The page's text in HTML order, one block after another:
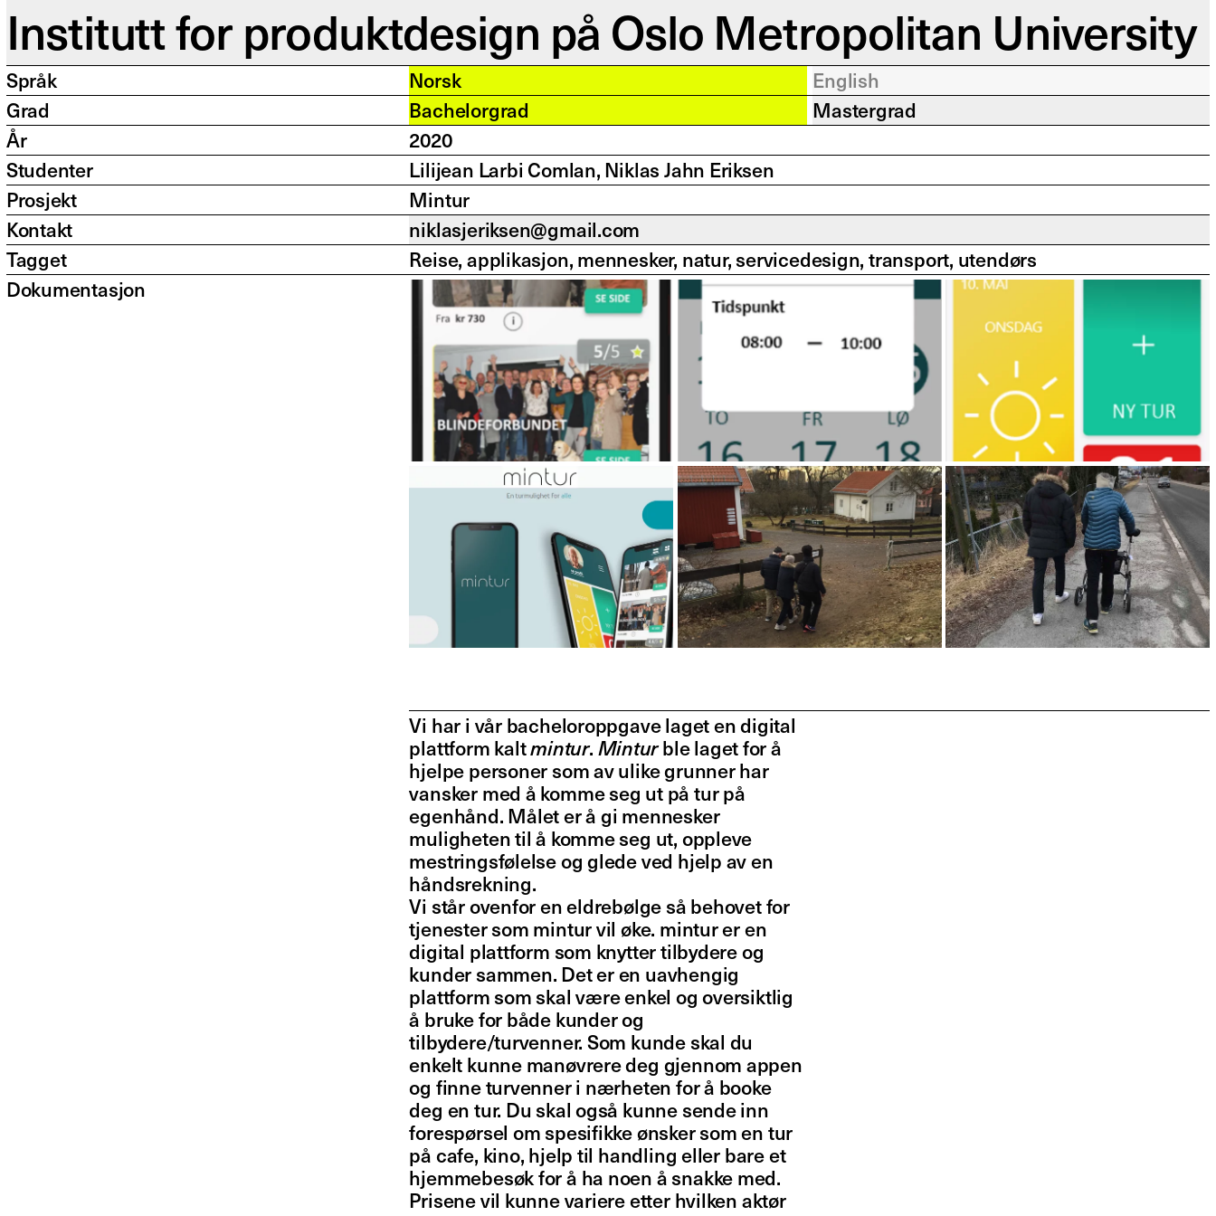
Institutt for produktdesign på Oslo Metropolitan University
Språk Norsk
English
Grad
Bachelorgrad
Mastergrad
År
2020
Studenter
Lilijean Larbi Comlan, Niklas Jahn Eriksen
Prosjekt
Mintur
Kontakt
niklasjeriksen@gmail.com
Tagget
Reise, applikasjon, mennesker, natur, servicedesign, transport, utendørs
Dokumentasjon
Vi har i vår bacheloroppgave laget en digital
plattform kaltmintur. Minturble laget for å
hjelpe personer som av ulike grunner har
vansker med å komme seg ut på tur på
egenhånd. Målet er å gi mennesker
muligheten til å komme seg ut, oppleve
mestringsfølelse og glede ved hjelp av en
håndsrekning.
Vi står ovenfor en eldrebølge så behovet for
tjenester som mintur vil øke. mintur er en
digital plattform som knytter tilbydere og
kunder sammen. Det er en uavhengig
plattform som skal være enkel og oversiktlig
å bruke for både kunder og
tilbydere/turvenner. Som kunde skal du
enkelt kunne manøvrere deg gjennom appen
og finne turvenner i nærheten for å booke
deg en tur. Du skal også kunne sende inn
forespørsel om spesifikke ønsker som en tur
på cafe, kino, hjelp til handling eller bare et
hjemmebesøk for å ha noen å snakke med.
Prisene vil kunne variere etter hvilken aktør